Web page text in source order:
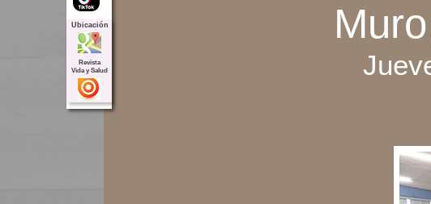
Revista
Vida y Salud
Ubicación